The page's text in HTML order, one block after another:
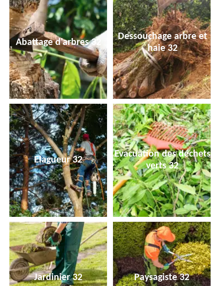
Abattage d'arbres 32
Dessouchage arbre et
haie 32
Elagueur 32
Evacuation des déchets
verts 32
Jardinier 32 Paysagiste 32